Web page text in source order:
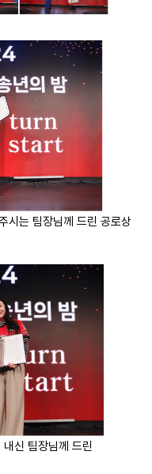
시는 팀장님께 드린 공로상
신 팀장님께 드린